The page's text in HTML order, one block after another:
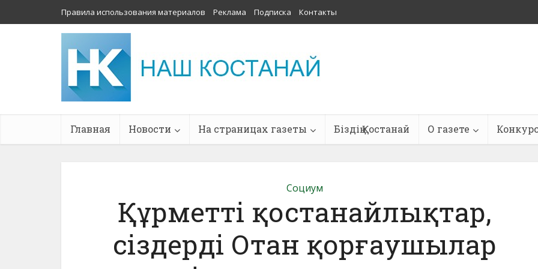
Правила использования материалов Реклама Подписка Контакты
Главная Новости На страницах газеты Біздің Қостанай О газете
Социум
Құрметті қостанайлықтар,
сіздерді Отан қорғаушылар